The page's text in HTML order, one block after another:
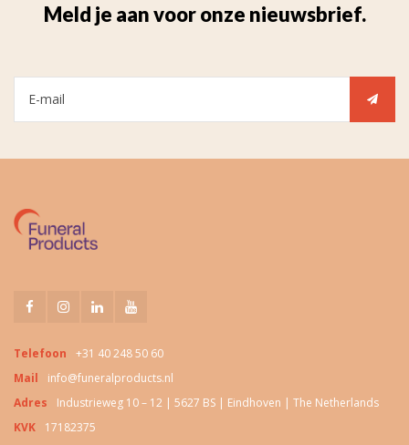
Meld je aan voor onze nieuwsbrief.
Telefoon
+31 40 248 50 60
Mail
info@funeralproducts.nl
Adres
Industrieweg 10 – 12 | 5627 BS | Eindhoven | The Netherlands
KVK
17182375